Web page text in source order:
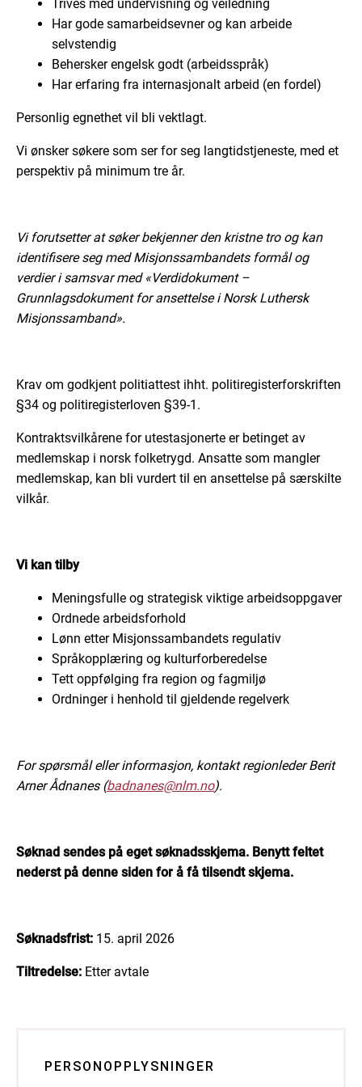
Trives med undervisning og veiledning
Har gode samarbeidsevner og kan arbeide
selvstendig
Behersker engelsk godt (arbeidsspråk)
Har erfaring fra internasjonalt arbeid (en fordel)
Personlig egnethet vil bli vektlagt.
Vi ønsker søkere som ser for seg langtidstjeneste, med et
perspektiv på minimum tre år.
Vi forutsetter at søker bekjenner den kristne tro og kan
identifisere seg med Misjonssambandets formål og
verdier i samsvar med «Verdidokument –
Grunnlagsdokument for ansettelse i Norsk Luthersk
Misjonssamband».
Krav om godkjent politiattest ihht. politiregisterforskriften
§34 og politiregisterloven §39-1.
Kontraktsvilkårene for utestasjonerte er betinget av
medlemskap i norsk folketrygd. Ansatte som mangler
medlemskap, kan bli vurdert til en ansettelse på særskilte
vilkår.
Vi kan tilby
Meningsfulle og strategisk viktige arbeidsoppgaver
Ordnede arbeidsforhold
Lønn etter Misjonssambandets regulativ
Språkopplæring og kulturforberedelse
Tett oppfølging fra region og fagmiljø
Ordninger i henhold til gjeldende regelverk
For spørsmål eller informasjon, kontakt regionleder Berit
Arner Ådnanes (badnanes@nlm.no).
Søknad sendes på eget søknadsskjema. Benytt feltet
nederst på denne siden for å få tilsendt skjema.
Søknadsfrist: 15. april 2026
Tiltredelse: Etter avtale
PERSONOPPLYSNINGER